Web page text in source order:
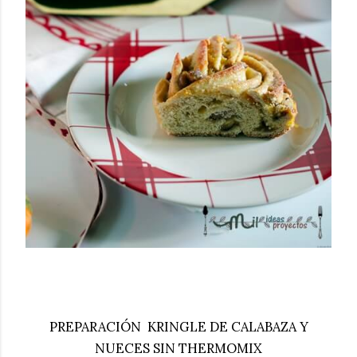
PREPARACIÓN KRINGLE DE CALABAZA Y
NUECES SIN THERMOMIX